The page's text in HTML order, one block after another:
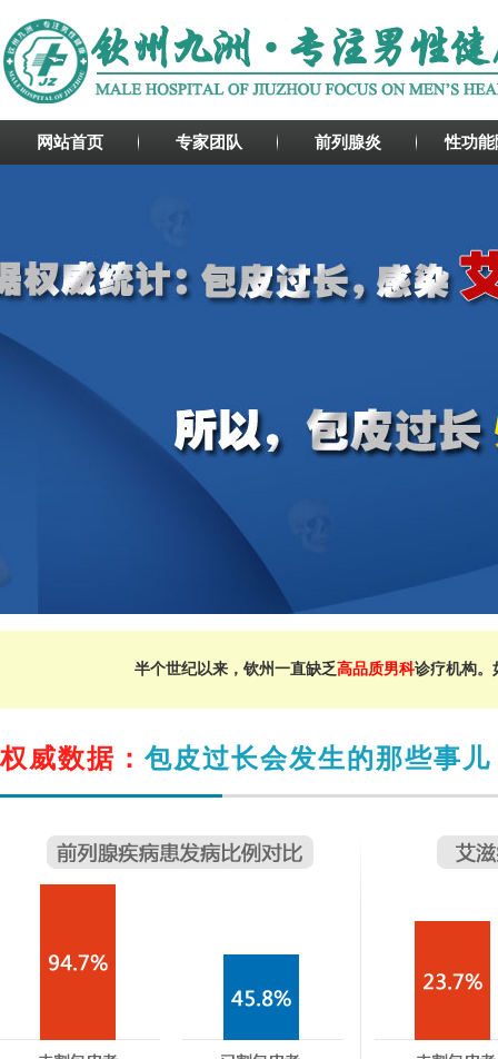
网站首页 专家团队 前列腺炎 性功能
半个世纪以来，钦州一直缺乏高品质男科诊疗机构。
权威数据： 包皮过长会发生的那些事儿